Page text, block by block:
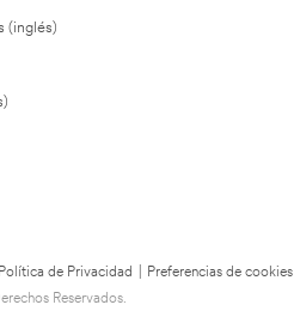
(inglés)
Política de Privacidad
Preferencias de cookies
Reservados.